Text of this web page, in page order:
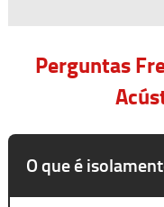
Perguntas
O que é